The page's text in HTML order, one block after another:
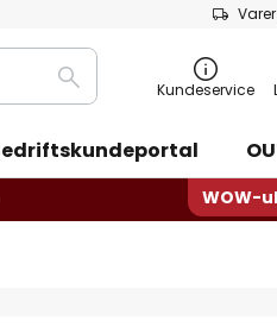
Søk Kundeservice
WOW-